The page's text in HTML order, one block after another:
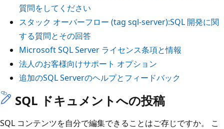
質問をしてください
スタック オーバーフロー (tag sql-server):SQL 開発に関
する質問とその回答
Microsoft SQL Server ライセンス条項と情報
法人のお客様向けサポート オプション
追加のSQL Serverのヘルプとフィードバック
SQL ドキュメントへの投稿
SQL コンテンツを自分で編集できることはご存じですか。 こ